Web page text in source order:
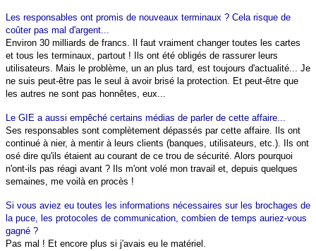
Les responsables ont promis de nouveaux terminaux ? Cela risque de
coûter pas mal d'argent...
Environ 30 milliards de francs. Il faut vraiment changer toutes les cartes
et tous les terminaux, partout ! Ils ont été obligés de rassurer leurs
utilisateurs. Mais le problème, un an plus tard, est toujours d'actualité... Je
ne suis peut-être pas le seul à avoir brisé la protection. Et peut-être que
les autres ne sont pas honnêtes, eux...
Le GIE a aussi empêché certains médias de parler de cette affaire...
Ses responsables sont complètement dépassés par cette affaire. Ils ont
continué à nier, à mentir à leurs clients (banques, utilisateurs, etc.). Ils ont
osé dire qu'ils étaient au courant de ce trou de sécurité. Alors pourquoi
n'ont-ils pas réagi avant ? Ils m'ont volé mon travail et, depuis quelques
semaines, me voilà en procès !
Si vous aviez eu toutes les informations nécessaires sur les brochages de
la puce, les protocoles de communication, combien de temps auriez-vous
gagné ?
Pas mal ! Et encore plus si j'avais eu le matériel.